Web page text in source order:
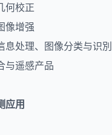
何校正
像增强
息处理、图像分类与识別
与遥感产品
应用